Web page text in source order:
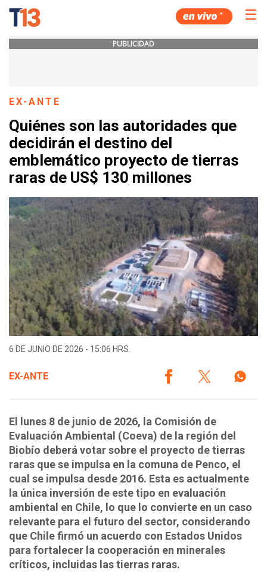
☰
PUBLICIDAD
EX-ANTE
Quiénes son las autoridades que
decidirán el destino del
emblemático proyecto de tierras
raras de US$ 130 millones
6 DE JUNIO DE 2026 - 15:06 HRS.
EX-ANTE
El lunes 8 de junio de 2026, la Comisión de
Evaluación Ambiental (Coeva) de la región del
Biobío deberá votar sobre el proyecto de tierras
raras que se impulsa en la comuna de Penco, el
cual se impulsa desde 2016. Esta es actualmente
la única inversión de este tipo en evaluación
ambiental en Chile, lo que lo convierte en un caso
relevante para el futuro del sector, considerando
que Chile firmó un acuerdo con Estados Unidos
para fortalecer la cooperación en minerales
críticos, incluidas las tierras raras.